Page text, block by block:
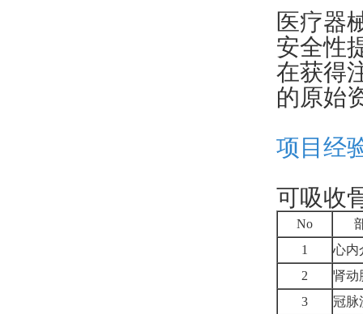
医疗器
安全性
在获得
的原始
项目经
可吸收
No
1
心内
2
肾动
3
冠脉